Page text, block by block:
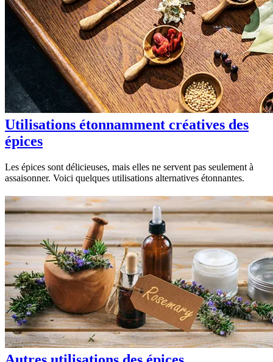
Utilisations étonnamment créatives des
épices
Les épices sont délicieuses, mais elles ne servent pas seulement à
assaisonner. Voici quelques utilisations alternatives étonnantes.